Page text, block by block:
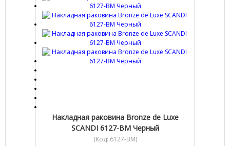
Накладная раковина Bronze de Luxe
SCANDI 6127-BM Черный
(Код: 6127-BM)